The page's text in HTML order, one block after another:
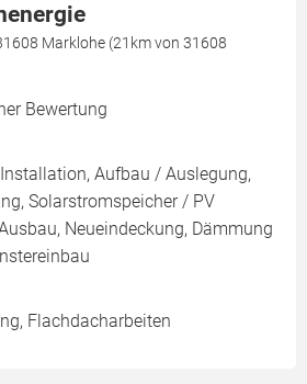
Marklohe (21km von 31608
Bewertung
Aufbau / Auslegung,
Solarstromspeicher / PV
Neueindeckung, Dämmung
Flachdacharbeiten